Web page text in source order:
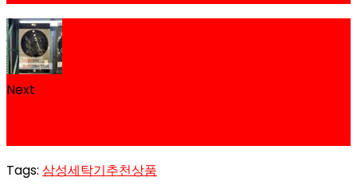
Next
Tags: 삼성세탁기추천상품